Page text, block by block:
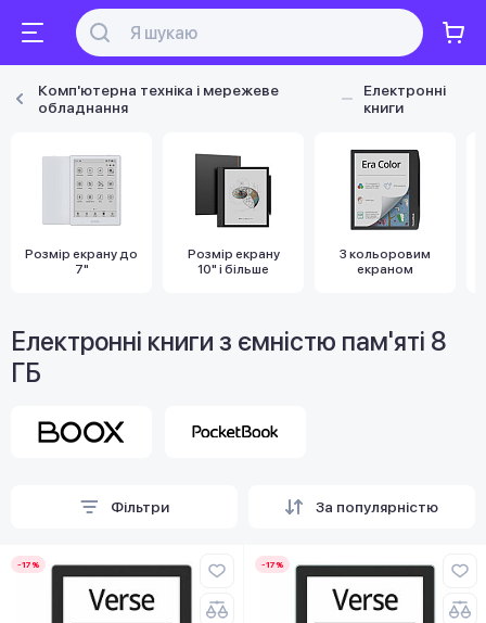
Комп'ютерна техніка і мережеве
обладнання
Електронні
книги
Розмір екрану до
7"
Розмір екрану
10" і більше
З кольоровим
екраном
Електронні книги з ємністю пам'яті 8
ГБ
Фільтри За популярністю
-17% -17%